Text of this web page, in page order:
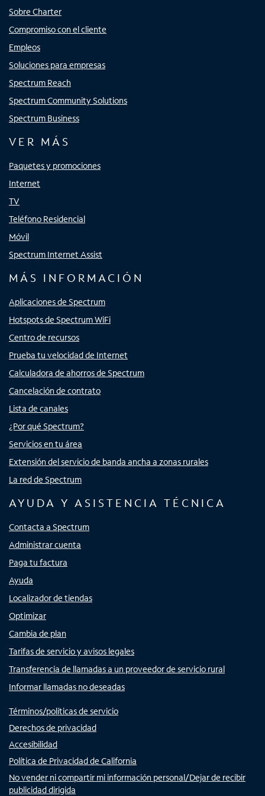
Sobre Charter
Compromiso con el cliente
Empleos
Soluciones para empresas
Spectrum Reach
Spectrum Community Solutions
Spectrum Business
VER MÁS
Paquetes y promociones
Internet
TV
Teléfono Residencial
Móvil
Spectrum Internet Assist
MÁS INFORMACIÓN
Aplicaciones de Spectrum
Hotspots de Spectrum WiFi
Centro de recursos
Prueba tu velocidad de Internet
Calculadora de ahorros de Spectrum
Cancelación de contrato
Lista de canales
¿Por qué Spectrum?
Servicios en tu área
Extensión del servicio de banda ancha a zonas rurales
La red de Spectrum
AYUDA Y ASISTENCIA TÉCNICA
Contacta a Spectrum
Administrar cuenta
Paga tu factura
Ayuda
Localizador de tiendas
Optimizar
Cambia de plan
Tarifas de servicio y avisos legales
Transferencia de llamadas a un proveedor de servicio rural
Informar llamadas no deseadas
Términos/políticas de servicio
Derechos de privacidad
Accesibilidad
Política de Privacidad de California
No vender ni compartir mi información personal/Dejar de recibir
publicidad dirigida